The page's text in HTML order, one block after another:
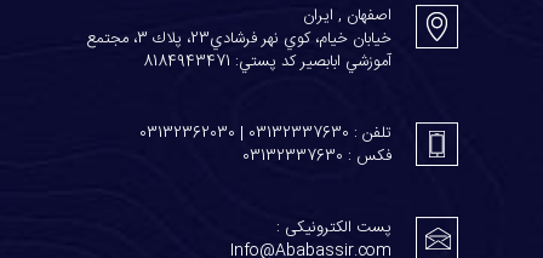
اصفهان , ایران
خيابان خيام، كوي نهر فرشادي23، پلاك 3، مجتمع
آموزشي ابابصير كد پستي: 8184943471
تلفن : 03132337630 | 03132362030
فکس : 03132337630
پست الکترونیکی :
Info@Ababassir.com